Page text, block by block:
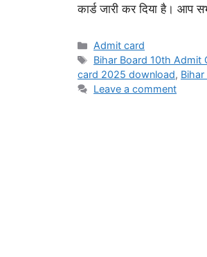
कार्ड जारी कर दिया है। आप सभी
Categories
Admit card
Tags
Bihar Board 10th Admit
card 2025 download,
Leave a comment